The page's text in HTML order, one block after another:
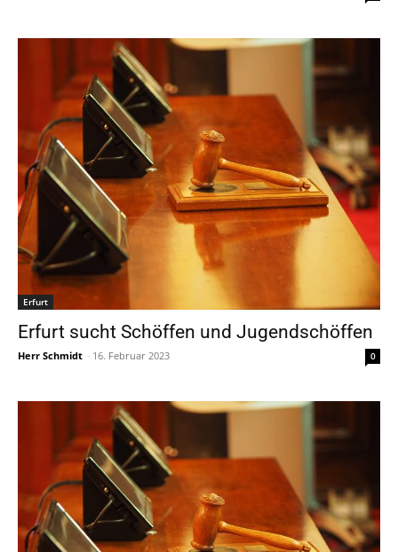
Erfurt
Erfurt sucht Schöffen und Jugendschöffen
Herr Schmidt - 16. Februar 2023 0